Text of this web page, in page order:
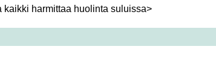
kaikki harmittaa huolinta suluissa>